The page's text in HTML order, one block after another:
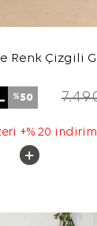
Renk Çizgili
%50
+% 20 indirim